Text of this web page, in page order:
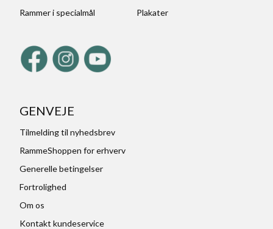
Rammer i specialmål
Plakater
GENVEJE
Tilmelding til nyhedsbrev
RammeShoppen for erhverv
Generelle betingelser
Fortrolighed
Om os
Kontakt kundeservice